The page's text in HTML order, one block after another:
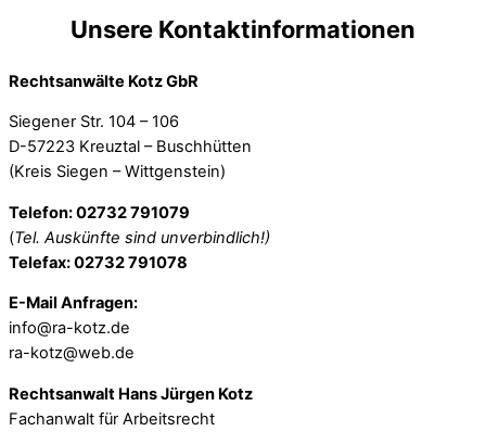
Unsere Kontaktinformationen
Rechtsanwälte Kotz GbR
Siegener Str. 104 – 106
D-57223 Kreuztal – Buschhütten
(Kreis Siegen – Wittgenstein)
Telefon: 02732 791079
(Tel. Auskünfte sind unverbindlich!)
Telefax: 02732 791078
E-Mail Anfragen:
info@ra-kotz.de
ra-kotz@web.de
Rechtsanwalt Hans Jürgen Kotz
Fachanwalt für Arbeitsrecht